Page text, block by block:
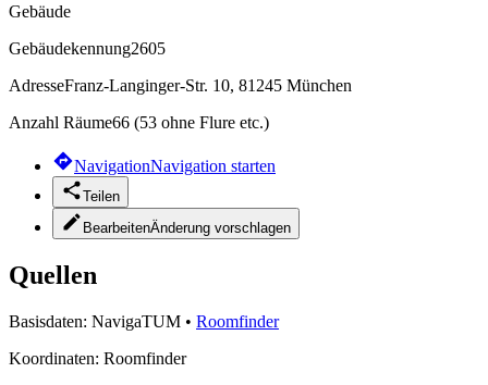
Gebäude
Gebäudekennung2605
AdresseFranz-Langinger-Str. 10, 81245 München
Anzahl Räume66 (53 ohne Flure etc.)
NavigationNavigation starten
Teilen
BearbeitenÄnderung vorschlagen
Quellen
Basisdaten: NavigaTUM • Roomfinder
Koordinaten: Roomfinder